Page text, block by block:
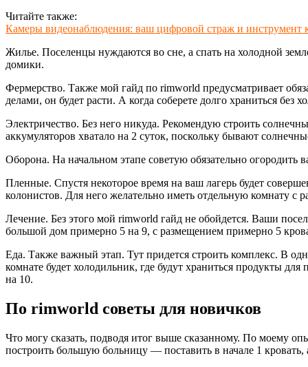
Читайте также:
Камеры видеонаблюдения: ваш цифровой страж и инструмент
Жилье. Поселенцы нуждаются во сне, а спать на холодной
домики.
Фермерство. Также мой гайд по rimworld предусматривает
делами, он будет расти. А когда соберете долго храниться без
Электричество. Без него никуда. Рекомендую строить
аккумуляторов хватало на 2 суток, поскольку бывают
Оборона. На начальном этапе советую обязательно огородить
Пленные. Спустя некоторое время на ваш лагерь будет
колонистов. Для него желательно иметь отдельную комнату с
Лечение. Без этого мой rimworld гайд не обойдется. Ваши
большой дом примерно 5 на 9, с размещением примерно 5
Еда. Также важный этап. Тут придется строить комплекс. В
комнате будет холодильник, где будут храниться продукты
на 10.
По rimworld советы для новичков
Что могу сказать, подводя итог выше сказанному. По моему
построить большую больницу — поставить в начале 1